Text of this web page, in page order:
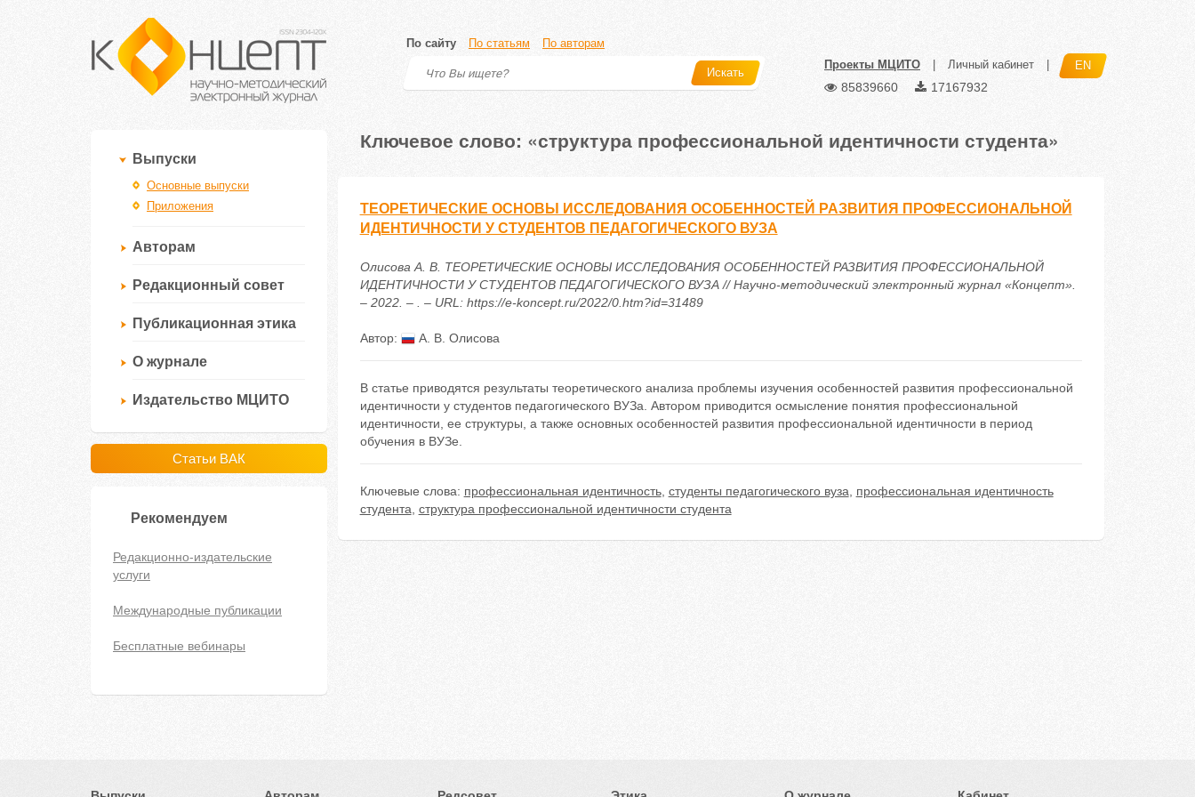
По сайту По статьям По авторам
Искать
Проекты МЦИТО Личный кабинет EN
85839660 17167932
Выпуски
Основные выпуски
Приложения
Авторам
Редакционный совет
Публикационная этика
О журнале
Издательство МЦИТО
Статьи ВАК
Рекомендуем
Редакционно-издательские
услуги
Международные публикации
Бесплатные вебинары
Ключевое слово: «структура профессиональной идентичности студента»
ТЕОРЕТИЧЕСКИЕ ОСНОВЫ ИССЛЕДОВАНИЯ ОСОБЕННОСТЕЙ РАЗВИТИЯ ПРОФЕССИОНАЛЬНОЙ
ИДЕНТИЧНОСТИ У СТУДЕНТОВ ПЕДАГОГИЧЕСКОГО ВУЗА
Олисова А. В. ТЕОРЕТИЧЕСКИЕ ОСНОВЫ ИССЛЕДОВАНИЯ ОСОБЕННОСТЕЙ РАЗВИТИЯ ПРОФЕССИОНАЛЬНОЙ
ИДЕНТИЧНОСТИ У СТУДЕНТОВ ПЕДАГОГИЧЕСКОГО ВУЗА // Научно-методический электронный журнал «Концепт».
– 2022. – . – URL: https://e-koncept.ru/2022/0.htm?id=31489
Автор: А. В. Олисова
В статье приводятся результаты теоретического анализа проблемы изучения особенностей развития профессиональной
идентичности у студентов педагогического ВУЗа. Автором приводится осмысление понятия профессиональной
идентичности, ее структуры, а также основных особенностей развития профессиональной идентичности в период
обучения в ВУЗе.
Ключевые слова: профессиональная идентичность, студенты педагогического вуза
профессиональная идентичность
студента структура профессиональной идентичности студента